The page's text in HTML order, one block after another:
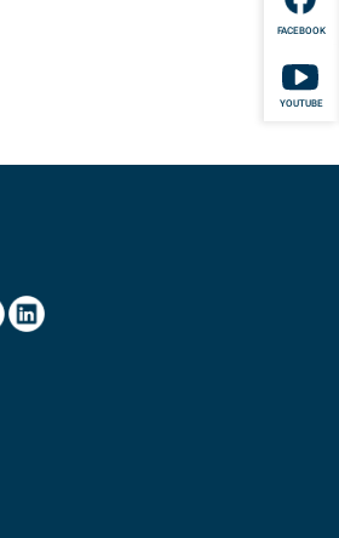
FACEBOOK
YOUTUBE